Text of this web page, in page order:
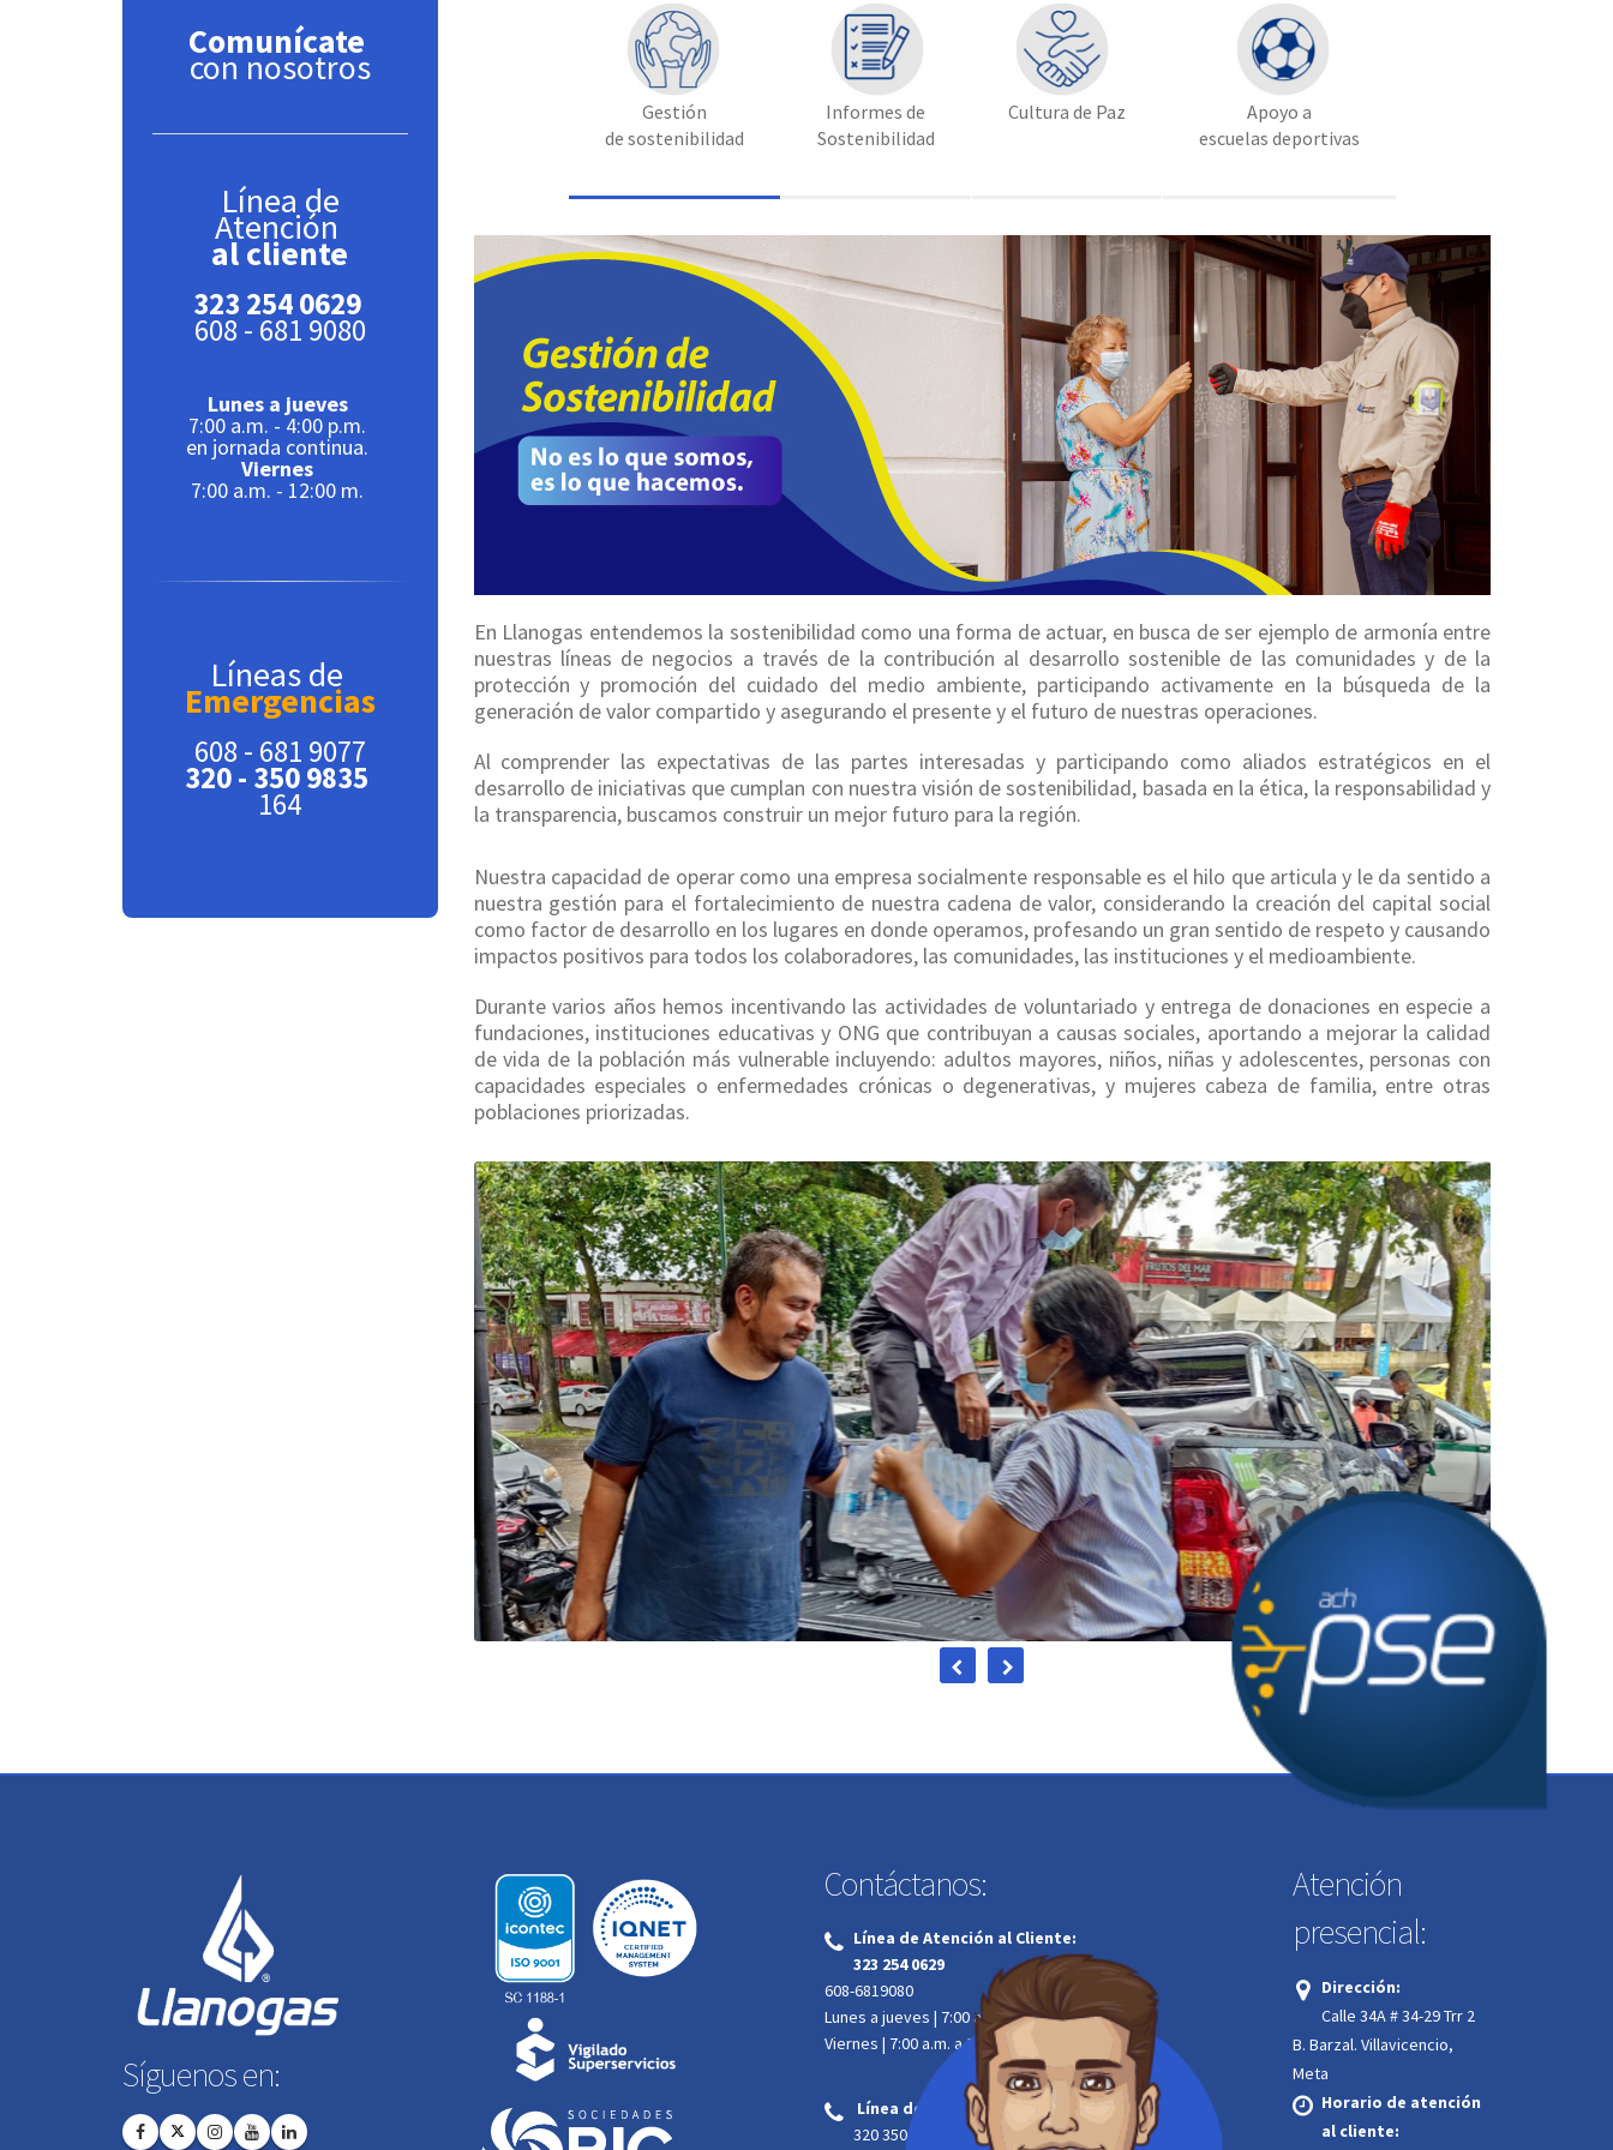
Comunícate
con nosotros
Línea de
Atención
al cliente
323 254 0629
608 - 681 9080
Lunes a jueves
7:00 a.m. - 4:00 p.m.
en jornada continua.
Viernes
7:00 a.m. - 12:00 m.
Líneas de
Emergencias
608 - 681 9077
320 - 350 9835
164
Gestión
de sostenibilidad
Informes de
Sostenibilidad
Cultura de Paz
Apoyo a
escuelas deportivas
En Llanogas entendemos la sostenibilidad como una forma de actuar, en busca de ser ejemplo de armonía entre
nuestras líneas de negocios a través de la contribución al desarrollo sostenible de las comunidades y de la
protección y promoción del cuidado del medio ambiente, participando activamente en la búsqueda de la
generación de valor compartido y asegurando el presente y el futuro de nuestras operaciones.
Al comprender las expectativas de las partes interesadas y participando como aliados estratégicos en el
desarrollo de iniciativas que cumplan con nuestra visión de sostenibilidad, basada en la ética, la responsabilidad y
la transparencia, buscamos construir un mejor futuro para la región.
Nuestra capacidad de operar como una empresa socialmente responsable es el hilo que articula y le da sentido a
nuestra gestión para el fortalecimiento de nuestra cadena de valor, considerando la creación del capital social
como factor de desarrollo en los lugares en donde operamos, profesando un gran sentido de respeto y causando
impactos positivos para todos los colaboradores, las comunidades, las instituciones y el medioambiente.
Durante varios años hemos incentivando las actividades de voluntariado y entrega de donaciones en especie a
fundaciones, instituciones educativas y ONG que contribuyan a causas sociales, aportando a mejorar la calidad
de vida de la población más vulnerable incluyendo: adultos mayores, niños, niñas y adolescentes, personas con
capacidades especiales o enfermedades crónicas o degenerativas, y mujeres cabeza de familia, entre otras
poblaciones priorizadas.
Síguenos en:
Contáctanos:
Línea de Atención al Cliente:
323 254 0629
608-6819080
Lunes a jueves | 7:00 a.m. a 4:00 p.m.
Viernes | 7:00 a.m. a 12:00 m.
Línea de Emergencias atención 24/7:
320 350 9835
Atención
presencial:
Dirección:
Calle 34A # 34-29 Trr 2
B. Barzal. Villavicencio,
Meta
Horario de atención
al cliente: